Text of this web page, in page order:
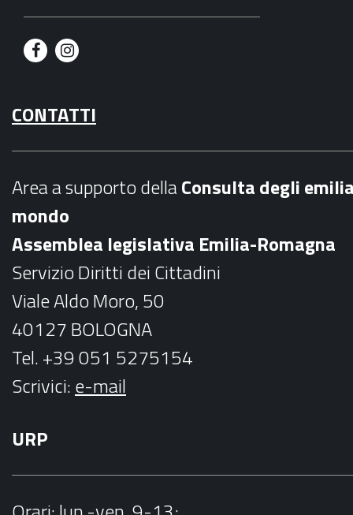
F
c
e
o
k
I
s
t
r
a
m
CONTATTI
Area a supporto dellaConsulta degli
mondo
Assemblea legislativa Emilia-Romagna
Servizio Diritti dei Cittadini
Viale Aldo Moro, 50
40127 BOLOGNA
Tel. +39 051 5275154
Scrivici:e-mail
URP